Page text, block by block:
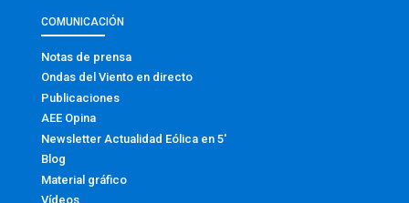
COMUNICACIÓN
Notas de prensa
Ondas del Viento en directo
Publicaciones
AEE Opina
Newsletter Actualidad Eólica en 5′
Blog
Material gráfico
Vídeos